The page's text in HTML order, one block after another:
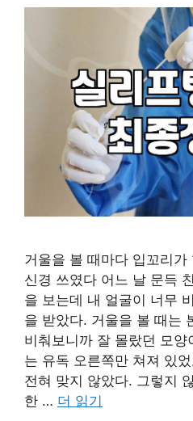
거울을 볼 때마다 입꼬리
신경 쓰였다 어느 날 문득
을 보는데 내 얼굴이 너무
을 받았다. 거울을 볼 때는
비춰보니까 잘 몰랐던 모
는 유독 오른쪽만 쳐져 있
전혀 맞지 않았다. 그렇지
한 … 더 읽기